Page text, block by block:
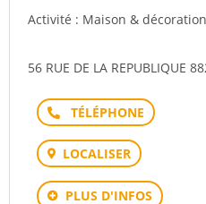
Activité : Maison &
56 RUE DE LA REPUBLIQUE
Téléphone
LOCALISER
PLUS D'INFOS